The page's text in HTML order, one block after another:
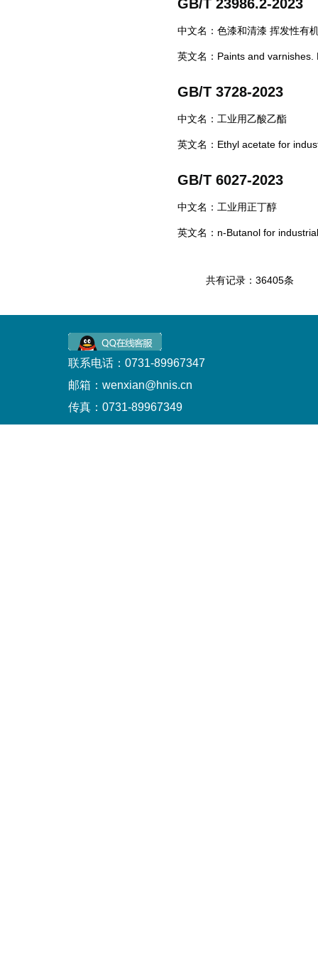
GB/T 23986.2-2023
中文名：色漆和清漆 挥发性有
英文名：Paints and
GB/T 3728-2023
中文名：工业用乙酸乙酯
英文名：Ethyl acetate for
GB/T 6027-2023
中文名：工业用正丁醇
英文名：n-Butanol for
共有记录：36405条
联系电话：0731-89967347
邮箱：wenxian@hnis.cn
传真：0731-89967349